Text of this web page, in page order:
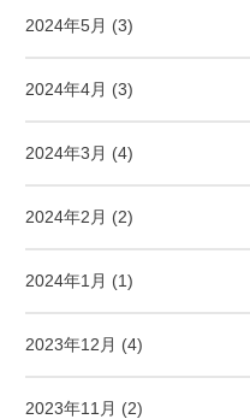
2024年5月 (3)
2024年4月 (3)
2024年3月 (4)
2024年2月 (2)
2024年1月 (1)
2023年12月 (4)
2023年11月 (2)